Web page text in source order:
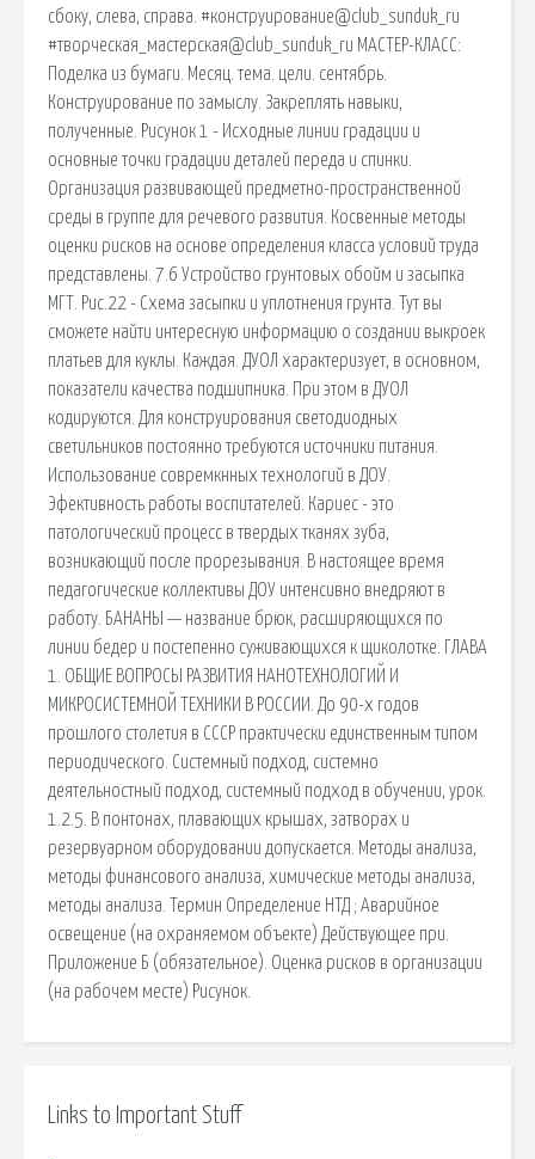
сбоку, слева, справа. #конструирование@club_sunduk_ru
#творческая_мастерская@club_sunduk_ru МАСТЕР-КЛАСС:
Поделка из бумаги. Месяц. тема. цели. сентябрь.
Конструирование по замыслу. Закреплять навыки,
полученные. Рисунок 1 - Исходные линии градации и
основные точки градации деталей переда и спинки.
Организация развивающей предметно-пространственной
среды в группе для речевого развития. Косвенные методы
оценки рисков на основе определения класса условий труда
представлены. 7.6 Устройство грунтовых обойм и засыпка
МГТ. Рис.22 - Схема засыпки и уплотнения грунта. Тут вы
сможете найти интересную информацию о создании выкроек
платьев для куклы. Каждая. ДУОЛ характеризует, в основном,
показатели качества подшипника. При этом в ДУОЛ
кодируются. Для конструирования светодиодных
светильников постоянно требуются источники питания.
Использование совремкнных технологий в ДОУ.
Эфективность работы воспитателей. Кариес - это
патологический процесс в твердых тканях зуба,
возникающий после прорезывания. В настоящее время
педагогические коллективы ДОУ интенсивно внедряют в
работу. БАНАНЫ — название брюк, расширяющихся по
линии бедер и постепенно суживающихся к щиколотке. ГЛАВА
1. ОБЩИЕ ВОПРОСЫ РАЗВИТИЯ НАНОТЕХНОЛОГИЙ И
МИКРОСИСТЕМНОЙ ТЕХНИКИ В РОССИИ. До 90-х годов
прошлого столетия в СССР практически единственным типом
периодического. Системный подход, системно
деятельностный подход, системный подход в обучении, урок.
1.2.5. В понтонах, плавающих крышах, затворах и
резервуарном оборудовании допускается. Методы анализа,
методы финансового анализа, химические методы анализа,
методы анализа. Термин Определение НТД ; Аварийное
освещение (на охраняемом объекте) Действующее при.
Приложение Б (обязательное). Оценка рисков в организации
(на рабочем месте) Рисунок.
Links to Important Stuff